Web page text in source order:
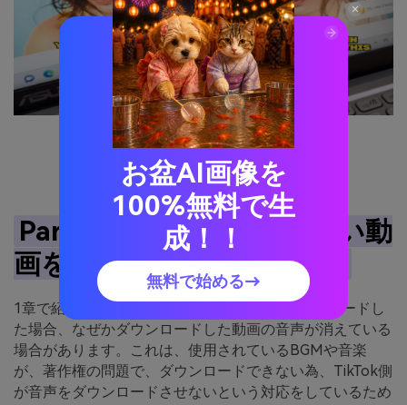
無料でTIKTOK動画を保存する
Part 3. TikTokの音が出ない動
画を音ありで保存する方法
1章で紹介した方法で公式から動画を直接ダウンロードし
た場合、なぜかダウンロードした動画の音声が消えている
場合があります。これは、使用されているBGMや音楽
が、著作権の問題で、ダウンロードできない為、TikTok側
が音声をダウンロードさせないという対応をしているため
お盆AI画像を
100%無料で生
成！！
無料で始める→